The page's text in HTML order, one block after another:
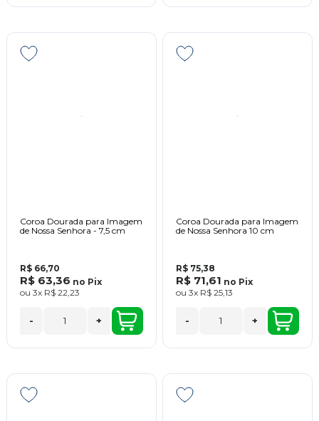
Coroa Dourada para Imagem
de Nossa Senhora - 7,5 cm
R$ 66,70
R$ 63,36 no Pix
ou 3x R$ 22,23
- +
Coroa Dourada para Imagem
de Nossa Senhora 10 cm
R$ 75,38
R$ 71,61 no Pix
ou 3x R$ 25,13
- +